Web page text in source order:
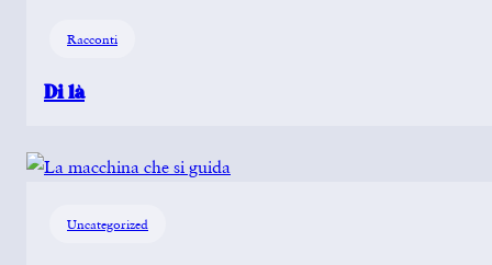
Racconti
Di là
Uncategorized